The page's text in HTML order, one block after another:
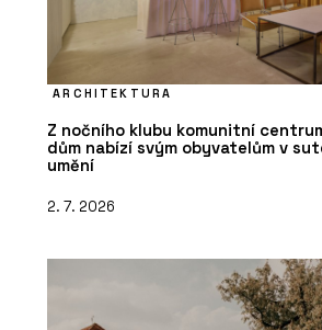
ARCHITEKTURA
Z nočního klubu komunitní
dům nabízí svým obyvatelům v
umění
2. 7. 2026